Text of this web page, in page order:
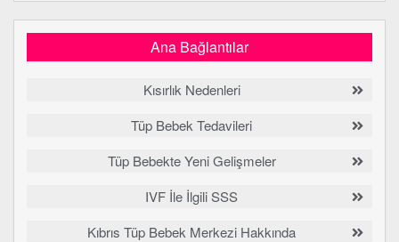
Ana Bağlantılar
Kısırlık Nedenleri
Tüp Bebek Tedavileri
Tüp Bebekte Yeni Gelişmeler
IVF İle İlgili SSS
Kıbrıs Tüp Bebek Merkezi Hakkında